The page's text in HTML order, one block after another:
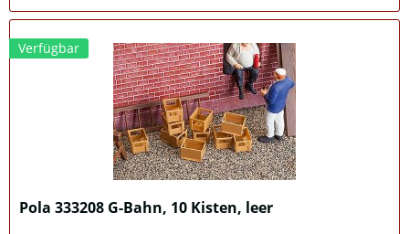
Verfügbar
Pola 333208 G-Bahn, 10 Kisten, leer